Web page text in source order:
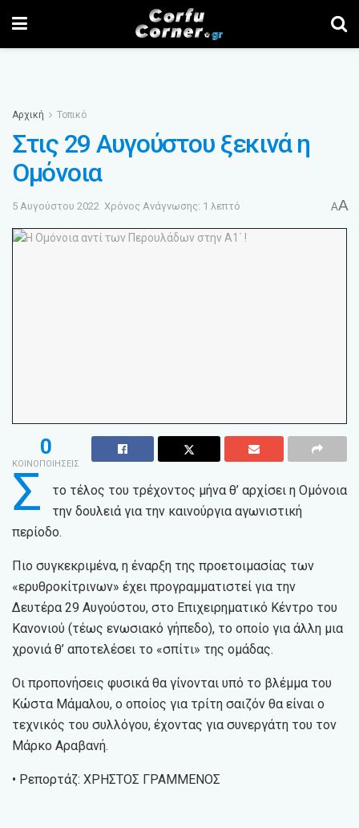
Αρχική Τοπικό
Στις 29 Αυγούστου ξεκινά η
Ομόνοια
5 Αυγούστου 2022 Χρόνος Ανάγνωσης: 1 λεπτό AA
0
ΚΟΙΝΟΠΟΙΗΣΕΙΣ
Σ
το τέλος του τρέχοντος μήνα θ’ αρχίσει η Ομόνοια
την δουλειά για την καινούργια αγωνιστική
περίοδο.
Πιο συγκεκριμένα, η έναρξη της προετοιμασίας των
«ερυθροκίτρινων» έχει προγραμματιστεί για την
Δευτέρα 29 Αυγούστου, στο Επιχειρηματικό Κέντρο του
Κανονιού (τέως ενωσιακό γήπεδο), το οποίο για άλλη μια
χρονιά θ’ αποτελέσει το «σπίτι» της ομάδας.
Οι προπονήσεις φυσικά θα γίνονται υπό το βλέμμα του
Κώστα Μάμαλου, ο οποίος για τρίτη σαιζόν θα είναι ο
τεχνικός του συλλόγου, έχοντας για συνεργάτη του τον
Μάρκο Αραβανή.
• Ρεπορτάζ: ΧΡΗΣΤΟΣ ΓΡΑΜΜΕΝΟΣ